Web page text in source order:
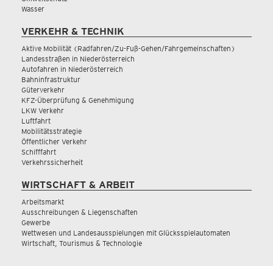
Wasser
VERKEHR & TECHNIK
Aktive Mobilität (Radfahren/Zu-Fuß-Gehen/Fahrgemeinschaften)
Landesstraßen in Niederösterreich
Autofahren in Niederösterreich
Bahninfrastruktur
Güterverkehr
KFZ-Überprüfung & Genehmigung
LKW Verkehr
Luftfahrt
Mobilitätsstrategie
Öffentlicher Verkehr
Schifffahrt
Verkehrssicherheit
WIRTSCHAFT & ARBEIT
Arbeitsmarkt
Ausschreibungen & Liegenschaften
Gewerbe
Wettwesen und Landesausspielungen mit Glücksspielautomaten
Wirtschaft, Tourismus & Technologie